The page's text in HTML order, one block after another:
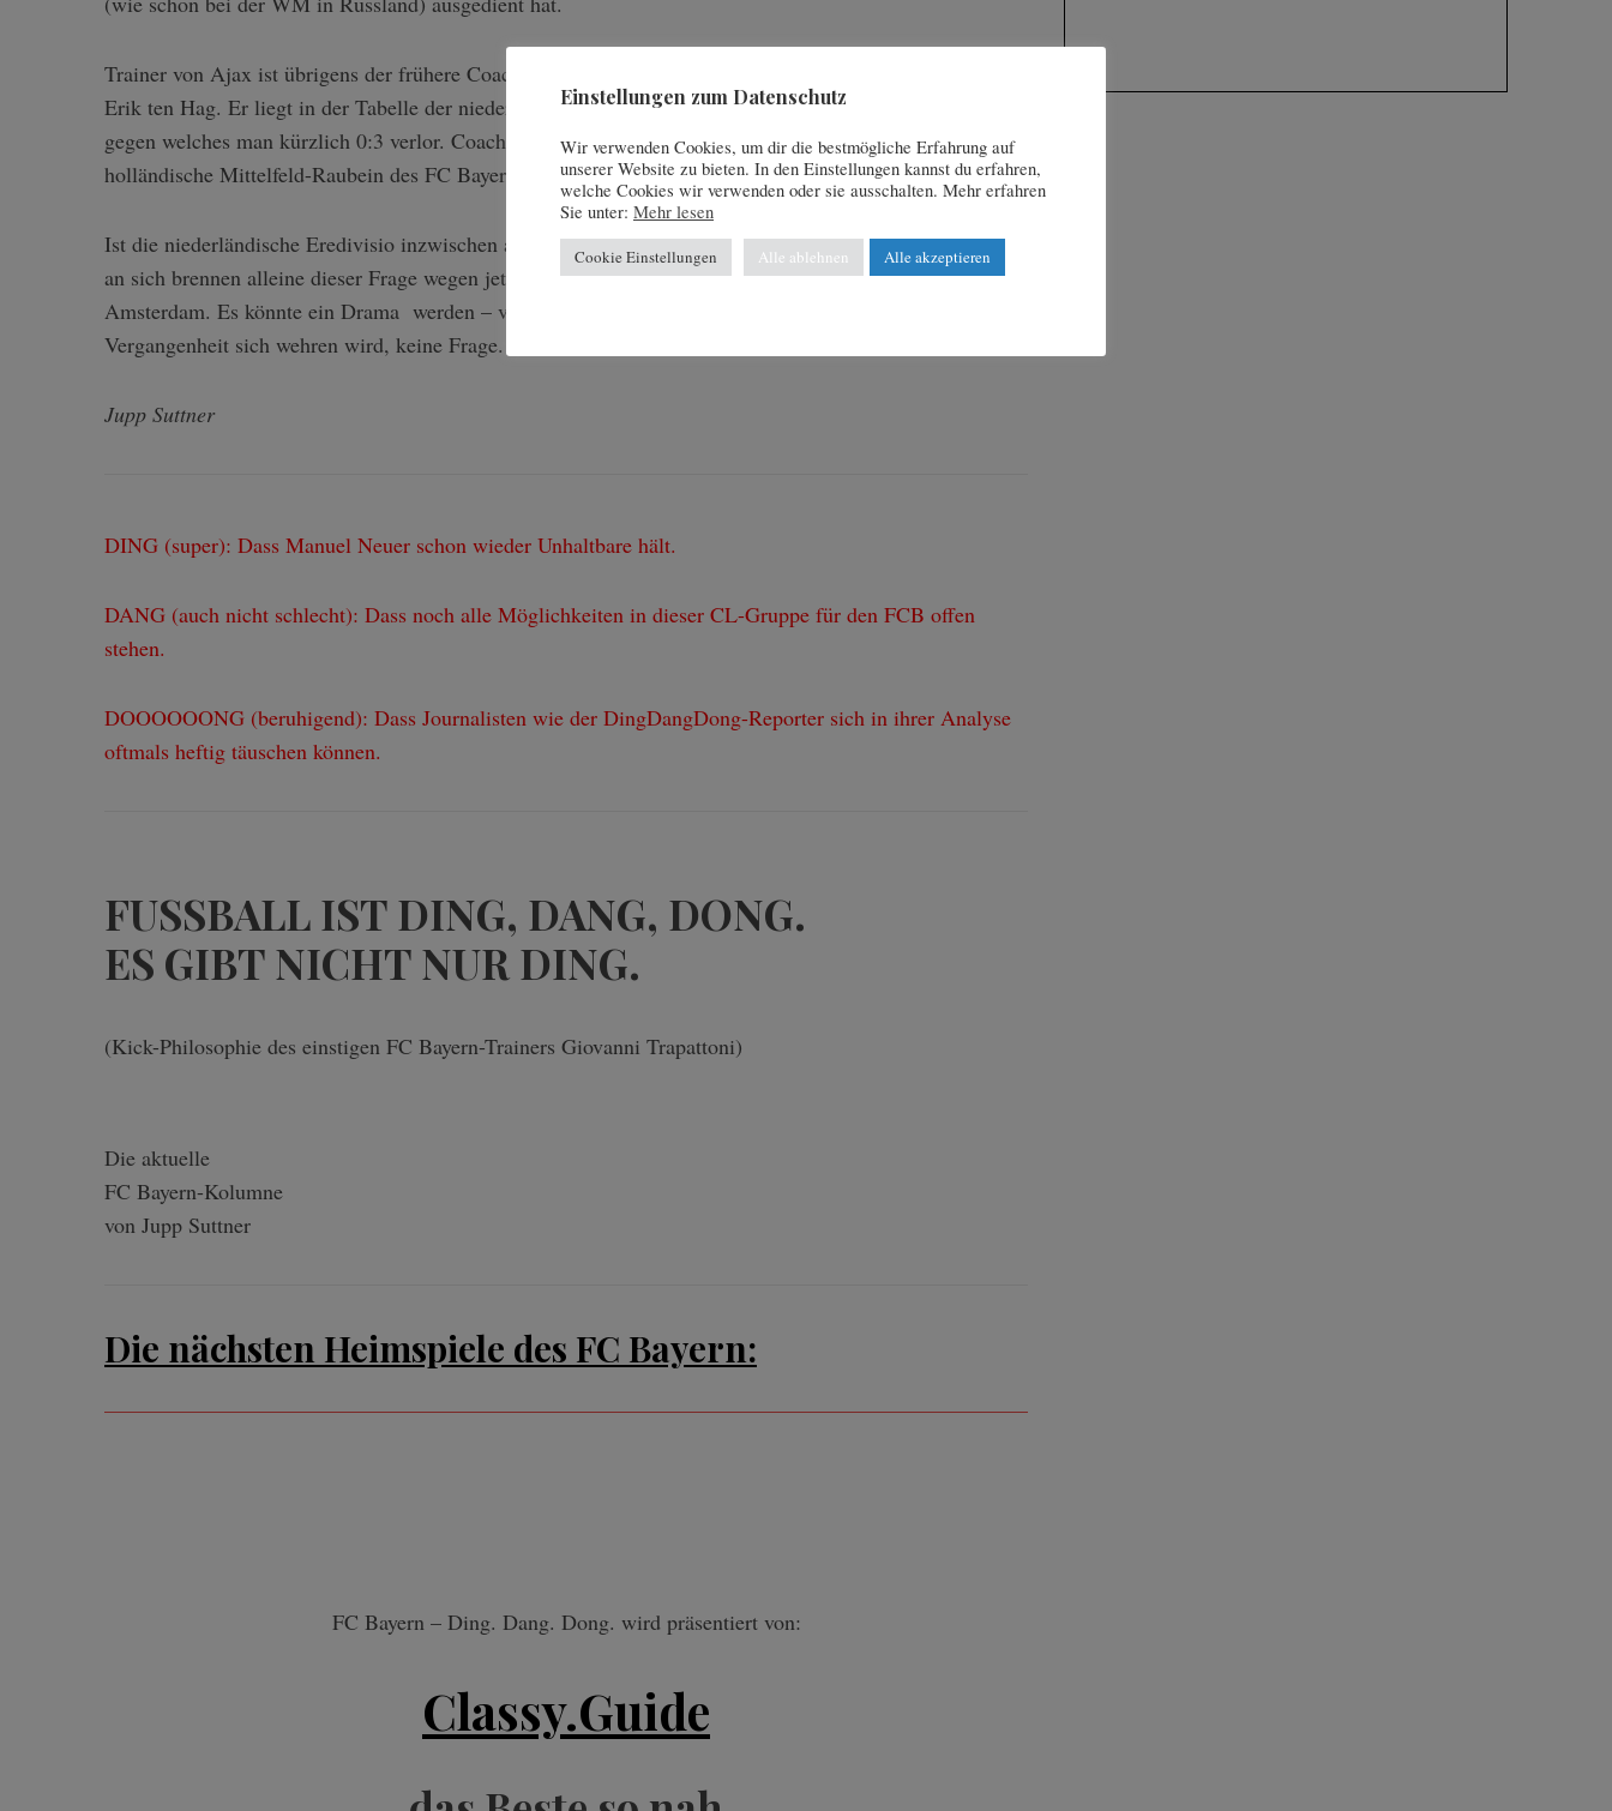
Trainer von Ajax ist übrigens der frühere Coach der FC Bayern-Regionalliga-Mannschaft, der Holländer
Erik ten Hag. Er liegt in der Tabelle der niederländischen Ehrendivision fünf Punkte hinter Eindhoven,
gegen welches man kürzlich 0:3 verlor. Coach der Eindhovener: Mark van Bommel, das einstige
holländische Mittelfeld-Raubein des FC Bayern.
Ist die niederländische Eredivisio inzwischen also stärker als die deutsche Bundesliga? Fans des Fußballs
an sich brennen alleine dieser Frage wegen jetzt schon auf das Rückspiel Ajax gegen Bayern in
Amsterdam. Es könnte ein Drama werden – vielleicht ein Zukunft gegen Vergangenheit. Wobei die
Vergangenheit sich wehren wird, keine Frage. Auch wenn sie vermutlich keine Zukunft hat.
Jupp Suttner
DING (super): Dass Manuel Neuer schon wieder Unhaltbare hält.
DANG (auch nicht schlecht): Dass noch alle Möglichkeiten in dieser CL-Gruppe für den FCB offen
stehen.
DOOOOOONG (beruhigend): Dass Journalisten wie der DingDangDong-Reporter sich in ihrer Analyse
oftmals heftig täuschen können.
FUSSBALL IST DING, DANG, DONG.
ES GIBT NICHT NUR DING.
(Kick-Philosophie des einstigen FC Bayern-Trainers Giovanni Trapattoni)
Die aktuelle
FC Bayern-Kolumne
von Jupp Suttner
Die nächsten Heimspiele des FC Bayern:
FC Bayern – Ding. Dang. Dong. wird präsentiert von:
Classy.Guide
Einstellungen zum Datenschutz
Wir verwenden Cookies, um dir die bestmögliche Erfahrung auf
unserer Website zu bieten. In den Einstellungen kannst du erfahren,
welche Cookies wir verwenden oder sie ausschalten. Mehr erfahren
Sie unter: Mehr lesen
Cookie Einstellungen Alle ablehnen Alle akzeptieren